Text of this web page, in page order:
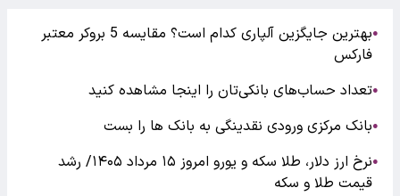
●
بهترین جایگزین آلپاری کدام است؟ مقایسه 5 بروکر معتبر
فارکس
●تعداد حساب‌های بانکی‌تان را اینجا مشاهده کنید
●بانک مرکزی ورودی نقدینگی به بانک ها را بست
●
نرخ ارز دلار، طلا سکه و یورو امروز ۱۵ مرداد ۱۴۰۵/ رشد
قیمت طلا و سکه